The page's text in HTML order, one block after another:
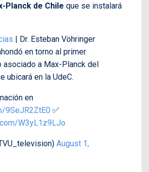
Planck de Chile que se instalará
| Dr. Esteban Vöhringer
en torno al primer
asociado a Max-Planck del
ubicará en la UdeC.
en
9SeJR2ZtE0 ✅
W3yL1z9LJo
August 1,